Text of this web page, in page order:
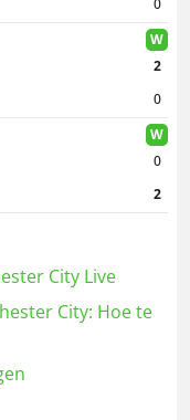
0
W
0
2
W
0
2
City Live
City: Hoe te